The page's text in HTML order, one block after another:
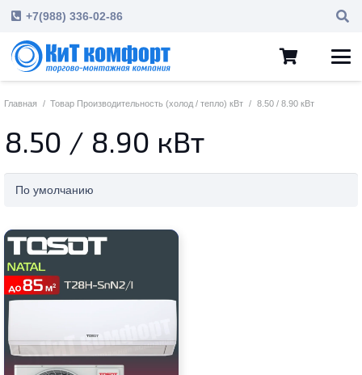
+7(988) 336-02-86
Главная / Товар Производительность (холод / тепло) кВт / 8.50 / 8.90 кВт
8.50 / 8.90 кВт